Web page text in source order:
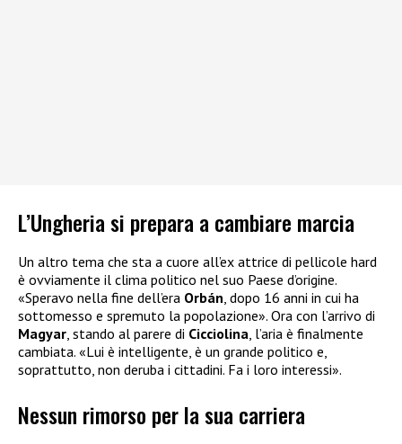
L’Ungheria si prepara a cambiare marcia
Un altro tema che sta a cuore all’ex attrice di pellicole hard
è ovviamente il clima politico nel suo Paese d’origine.
«Speravo nella fine dell’era Orbán , dopo 16 anni in cui ha
sottomesso e spremuto la popolazione». Ora con l’arrivo di
Magyar , stando al parere di Cicciolina , l’aria è finalmente
cambiata. «Lui è intelligente, è un grande politico e,
soprattutto, non deruba i cittadini. Fa i loro interessi».
Nessun rimorso per la sua carriera